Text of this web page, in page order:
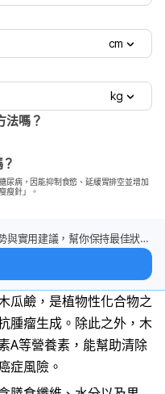
cm
kg
法嗎？
尿病，因能抑制食慾、延緩胃排空並增加
瘦針」。
與實用建議，幫你保持最佳狀
瓜鹼，是植物性化合物之
腫瘤生成。除此之外，木
A等營養素，能幫助清除
症風險。